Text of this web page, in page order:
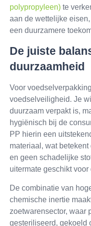
polypropyleen) te
aan de wettelijke
een duurzamere
De juiste
duurzaamheid
Voor
voedselveiligheid. Je
duurzaam verpakt is,
hygiënisch bij de
PP hierin een
materiaal, wat betekent
en geen schadelijke
uitermate geschikt
De combinatie van
chemische inertie
zoetwarensector, waar
gesteriliseerd, gekoeld